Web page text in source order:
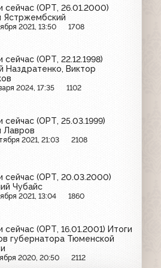
сейчас (ОРТ, 26.01.2000)
Ястржембский
2021, 13:50 1708
сейчас (ОРТ, 22.12.1998)
Наздратенко, Виктор
2024, 17:35 1102
сейчас (ОРТ, 25.03.1999)
Лавров
2021, 21:03 2108
сейчас (ОРТ, 20.03.2000)
Чубайс
2021, 13:04 1860
сейчас (ОРТ, 16.01.2001) Итоги
губернатора Тюменской
2020, 20:50 2112